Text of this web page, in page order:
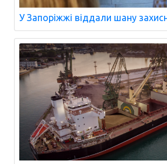
У Запоріжжі віддали шану